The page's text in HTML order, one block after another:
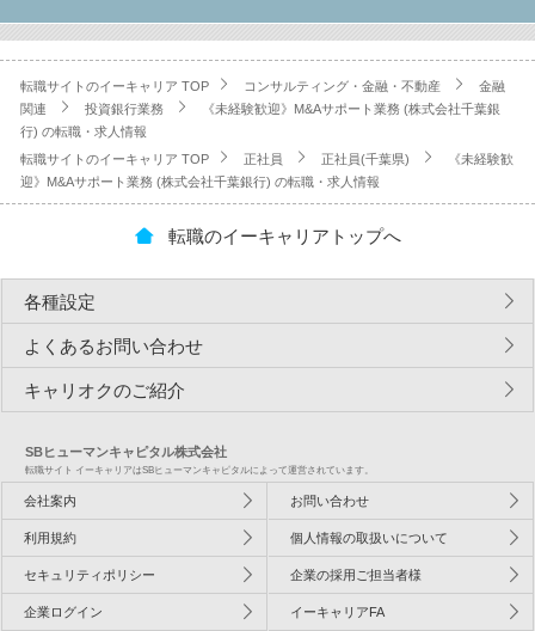
転職サイトのイーキャリア TOP コンサルティング・金融・不動産
金融
関連
投資銀行業務
《未経験歓迎》M&Aサポート業務 (株式会社千葉銀
行) の転職・求人情報
転職サイトのイーキャリア TOP
正社員 正社員(千葉県)
《未経験歓
迎》M&Aサポート業務 (株式会社千葉銀行) の転職・求人情報
転職のイーキャリアトップへ
各種設定
よくあるお問い合わせ
キャリオクのご紹介
SBヒューマンキャピタル株式会社
転職サイト イーキャリアはSBヒューマンキャピタルによって運営されています。
会社案内 お問い合わせ
利用規約 個人情報の取扱いについて
セキュリティポリシー 企業の採用ご担当者様
企業ログイン イーキャリアFA